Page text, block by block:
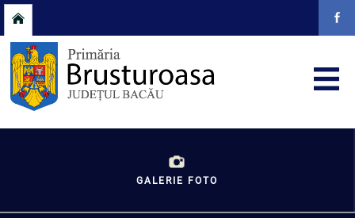
GALERIE FOTO